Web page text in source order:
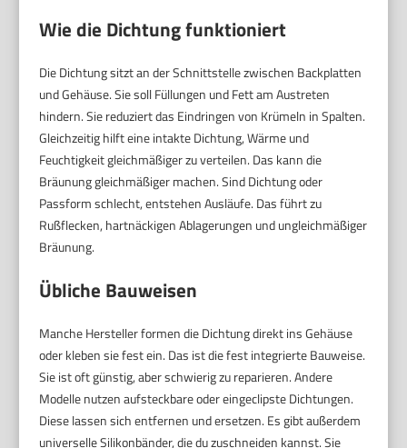
Wie die Dichtung funktioniert
Die Dichtung sitzt an der Schnittstelle zwischen Backplatten
und Gehäuse. Sie soll Füllungen und Fett am Austreten
hindern. Sie reduziert das Eindringen von Krümeln in Spalten.
Gleichzeitig hilft eine intakte Dichtung, Wärme und
Feuchtigkeit gleichmäßiger zu verteilen. Das kann die
Bräunung gleichmäßiger machen. Sind Dichtung oder
Passform schlecht, entstehen Ausläufe. Das führt zu
Rußflecken, hartnäckigen Ablagerungen und ungleichmäßiger
Bräunung.
Übliche Bauweisen
Manche Hersteller formen die Dichtung direkt ins Gehäuse
oder kleben sie fest ein. Das ist die fest integrierte Bauweise.
Sie ist oft günstig, aber schwierig zu reparieren. Andere
Modelle nutzen aufsteckbare oder eingeclipste Dichtungen.
Diese lassen sich entfernen und ersetzen. Es gibt außerdem
universelle Silikonbänder, die du zuschneiden kannst. Sie